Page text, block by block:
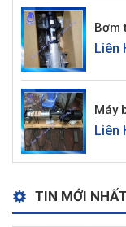
Bơm
Liên
Máy
Liên
TIN MỚI NHẤT